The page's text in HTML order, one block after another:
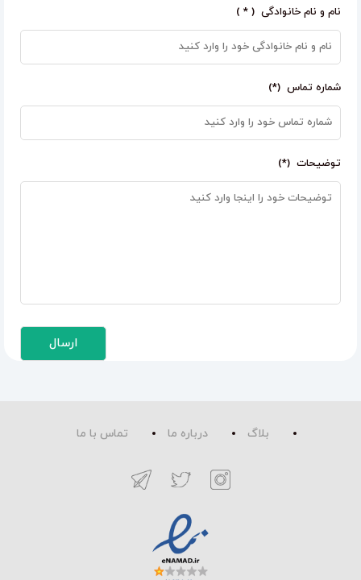
نام و نام خانوادگی ( * )
شماره تماس (*)
توضیحات (*)
بلاگ درباره ما تماس با ما